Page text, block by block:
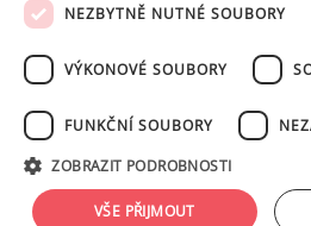
PODMÍNKY UŽITÍ ZÁSADY OCHRANY
NASTAVENÍ
tohoto serveru je bez písemného
Design: Eva
NEZBYTNĚ NUTNÉ SOUBORY
VÝKONOVÉ SOUBORY
FUNKČNÍ SOUBORY
ZOBRAZIT PODROBNOSTI
VŠE PŘIJMOUT